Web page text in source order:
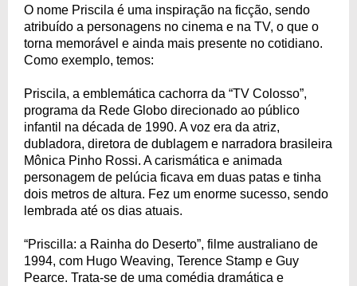
O nome Priscila é uma inspiração na ficção, sendo
atribuído a personagens no cinema e na TV, o que o
torna memorável e ainda mais presente no cotidiano.
Como exemplo, temos:
Priscila, a emblemática cachorra da “TV Colosso”,
programa da Rede Globo direcionado ao público
infantil na década de 1990. A voz era da atriz,
dubladora, diretora de dublagem e narradora brasileira
Mônica Pinho Rossi. A carismática e animada
personagem de pelúcia ficava em duas patas e tinha
dois metros de altura. Fez um enorme sucesso, sendo
lembrada até os dias atuais.
“Priscilla: a Rainha do Deserto”, filme australiano de
1994, com Hugo Weaving, Terence Stamp e Guy
Pearce. Trata-se de uma comédia dramática e